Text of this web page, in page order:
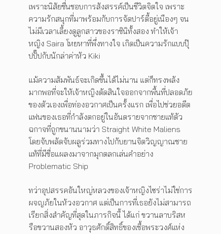
เพราะนิสัยชื่นชอบการสังสรรค์เป็นชีวิตจิตใจ เพราะ
ความรักสนุกที่มาพร้อมกับการจัดปาร์ตี้อยู่เนืองๆ จน
ไม่มีเวลาเลี้ยงดูลูกสาวของราชินิทั้งสอง ทำให้เจ้า
หญิง Saira โหยหาที่พึ่งทางใจ เกิดเป็นความรักแบบปุ๊
ปปั๊ปกับนักล่าค่าหัว Kiki
แม้ความสัมพันธ์จะเกิดขึ้นได้ไม่นาน แต่ก็ทรงพลัง
มากพอที่จะให้เจ้าหญิงตัดสินใจออกจากพื้นที่ปลอดภัย
ของตัวเองเพื่อท่องอวกาศเป็นครั้งแรก เพื่อไปช่วยอดีต
แฟนของเธอที่กำลังตกอยู่ในอันตรายจากชายแท้ตัว
ฉกาจที่ถูกขนานนามว่า Straight White Maliens
โดยจับพลัดจับผลูร่วมทางไปกับยานจิตวิญญาณชาย
แท้ที่มีชื่อแผลงมาจากมุกตลกเล่นคำอย่าง
Problematic Ship
ทว่าอุปสรรคอันใหญ่หลวงของเจ้าหญิงไซร่าไม่ใช่การ
ผจญภัยในห้วงอวกาศ แต่เป็นการที่เธอยังไม่สามารถ
เรียกสิ่งสำคัญที่สุดในภารกิจนี้ ได้แก่ ขวานลาบริสห
รือขวานสองหัว อาวุธศักดิ์สิทธิ์ของเชื้อพระวงศ์แห่ง